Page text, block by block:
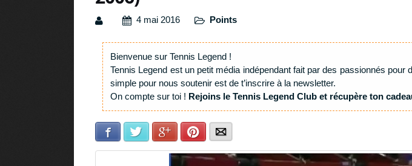
4 mai 2016 Points
Bienvenue sur Tennis Legend !
Tennis Legend est un petit média indépendant fait par des passionnés pour
simple pour nous soutenir est de t’inscrire à la newsletter.
On compte sur toi ! Rejoins le Tennis Legend Club et récupère ton
Facebook Twitter Google+Pinterest